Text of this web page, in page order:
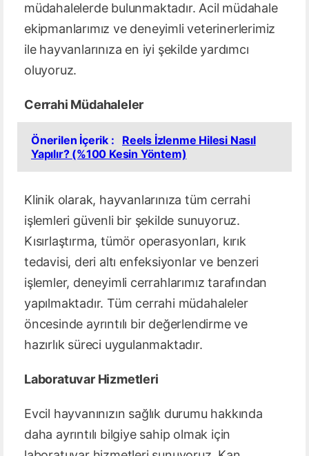
müdahalelerde bulunmaktadır. Acil müdahale
ekipmanlarımız ve deneyimli veterinerlerimiz
ile hayvanlarınıza en iyi şekilde yardımcı
oluyoruz.
Cerrahi Müdahaleler
Önerilen İçerik :
Reels İzlenme Hilesi Nasıl
Yapılır? (%100 Kesin Yöntem)
Klinik olarak, hayvanlarınıza tüm cerrahi
işlemleri güvenli bir şekilde sunuyoruz.
Kısırlaştırma, tümör operasyonları, kırık
tedavisi, deri altı enfeksiyonlar ve benzeri
işlemler, deneyimli cerrahlarımız tarafından
yapılmaktadır. Tüm cerrahi müdahaleler
öncesinde ayrıntılı bir değerlendirme ve
hazırlık süreci uygulanmaktadır.
Laboratuvar Hizmetleri
Evcil hayvanınızın sağlık durumu hakkında
daha ayrıntılı bilgiye sahip olmak için